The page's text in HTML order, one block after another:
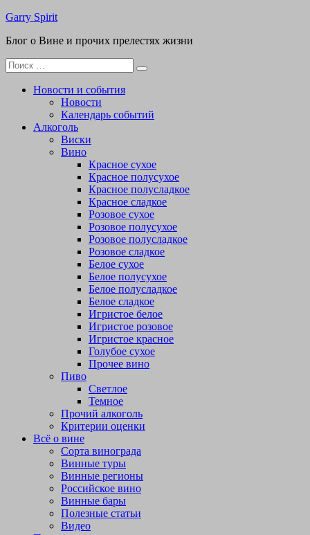
Перейти
содержимому
Garry Spirit
Блог о Вине и прочих прелестях жизни
Поиск
для:
Новости и события
Новости
Календарь событий
Алкоголь
Виски
Вино
Красное сухое
Красное полусухое
Красное полусладкое
Красное сладкое
Розовое сухое
Розовое полусухое
Розовое полусладкое
Розовое сладкое
Белое сухое
Белое полусухое
Белое полусладкое
Белое сладкое
Игристое белое
Игристое розовое
Игристое красное
Голубое сухое
Прочее вино
Пиво
Светлое
Темное
Прочий алкоголь
Критерии оценки
Всё о вине
Сорта винограда
Винные туры
Винные регионы
Российское вино
Винные бары
Полезные статьи
Видео